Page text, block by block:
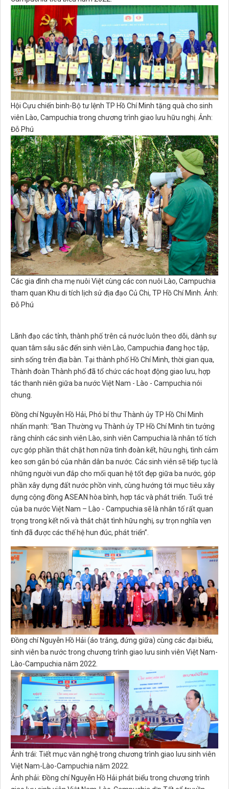
Hội Cựu chiến binh-Bộ tư lệnh TP Hồ Chí Minh tặng quà cho sinh
viên Lào, Campuchia trong chương trình giao lưu hữu nghị. Ảnh:
Đỗ Phú
Các gia đình cha mẹ nuôi Việt cùng các con nuôi Lào, Campuchia
tham quan Khu di tích lịch sử địa đạo Củ Chi, TP Hồ Chí Minh. Ảnh:
Đỗ Phú
Lãnh đạo các tỉnh, thành phố trên cả nước luôn theo dõi, dành sự
quan tâm sâu sắc đến sinh viên Lào, Campuchia đang học tập,
sinh sống trên địa bàn. Tại thành phố Hồ Chí Minh, thời gian qua,
Thành đoàn Thành phố đã tổ chức các hoạt động giao lưu, hợp
tác thanh niên giữa ba nước Việt Nam - Lào - Campuchia nói
chung.
Đồng chí Nguyễn Hồ Hải, Phó bí thư Thành ủy TP Hồ Chí Minh
nhấn mạnh: “Ban Thường vụ Thành ủy TP Hồ Chí Minh tin tưởng
rằng chính các sinh viên Lào, sinh viên Campuchia là nhân tố tích
cực góp phần thắt chặt hơn nữa tình đoàn kết, hữu nghị, tình cảm
keo sơn gắn bó của nhân dân ba nước. Các sinh viên sẽ tiếp tục là
những người vun đắp cho mối quan hệ tốt đẹp giữa ba nước, góp
phần xây dựng đất nước phồn vinh, cùng hướng tới mục tiêu xây
dựng cộng đồng ASEAN hòa bình, hợp tác và phát triển. Tuổi trẻ
của ba nước Việt Nam – Lào - Campuchia sẽ là nhân tố rất quan
trọng trong kết nối và thắt chặt tình hữu nghị, sự trọn nghĩa vẹn
tình đã được các thế hệ hun đúc, phát triển”.
Đồng chí Nguyễn Hồ Hải (áo trắng, đứng giữa) cùng các đại biểu,
sinh viên ba nước trong chương trình giao lưu sinh viên Việt Nam-
Lào-Campuchia năm 2022.
Ảnh trái: Tiết mục văn nghệ trong chương trình giao lưu sinh viên
Việt Nam-Lào-Campuchia năm 2022.
Ảnh phải: Đồng chí Nguyễn Hồ Hải phát biểu trong chương trình